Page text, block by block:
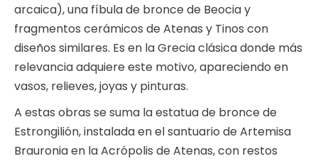
arcaica), una fíbula de bronce de Beocia y
fragmentos cerámicos de Atenas y Tinos con
diseños similares. Es en la Grecia clásica donde más
relevancia adquiere este motivo, apareciendo en
vasos, relieves, joyas y pinturas.
A estas obras se suma la estatua de bronce de
Estrongilión, instalada en el santuario de Artemisa
Brauronia en la Acrópolis de Atenas, con restos